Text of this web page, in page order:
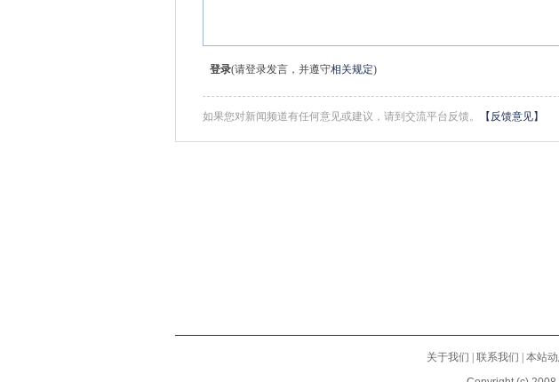
登录(请登录发言，并遵守相关规定)
如果您对新闻频道有任何意见或建议，请到交流平台反馈。 【反馈意见】
关于我们 联系我们 本站